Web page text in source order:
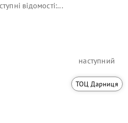
відомості:...
наступний
ТОЦ Дарниця